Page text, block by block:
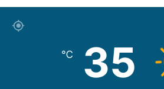
35
℃